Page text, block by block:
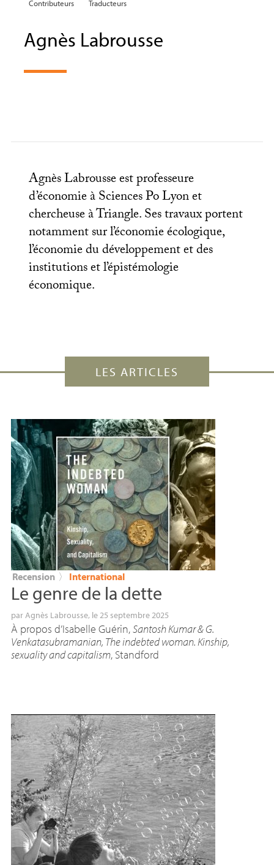
Contributeurs Traducteurs
Agnès Labrousse
Agnès Labrousse est professeure
d’économie à Sciences Po Lyon et
chercheuse à Triangle. Ses travaux portent
notamment sur l’économie écologique,
l’économie du développement et des
institutions et l’épistémologie
économique.
LES ARTICLES
Recension 〉 International
Le genre de la dette
parAgnès Labrousse, le 25 septembre 2025
À propos d’Isabelle Guérin,Santosh Kumar & G.
Venkatasubramanian, The indebted woman. Kinship,
sexuality and capitalism, Standford